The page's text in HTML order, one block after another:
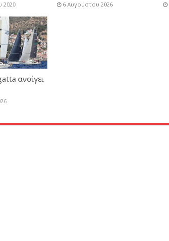
2020 6 Αυγούστου 2026
ανοίγει